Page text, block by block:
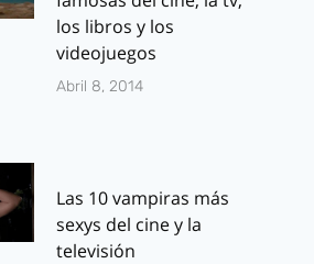
los libros y los
videojuegos
Abril 8, 2014
Las 10 vampiras más
sexys del cine y la
televisión